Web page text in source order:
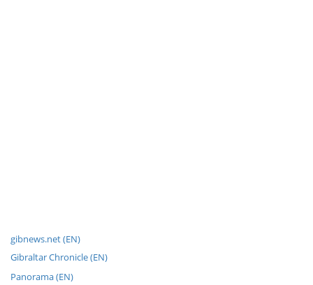
gibnews.net (EN)
Gibraltar Chronicle (EN)
Panorama (EN)